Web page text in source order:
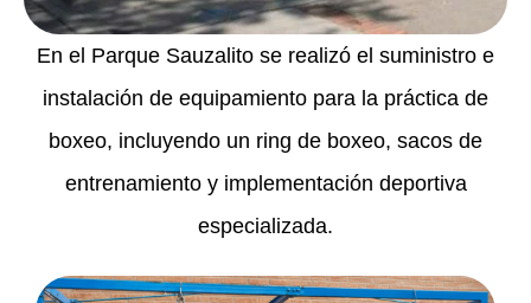
En el Parque Sauzalito se realizó el suministro e
instalación de equipamiento para la práctica de
boxeo, incluyendo un ring de boxeo, sacos de
entrenamiento y implementación deportiva
especializada.